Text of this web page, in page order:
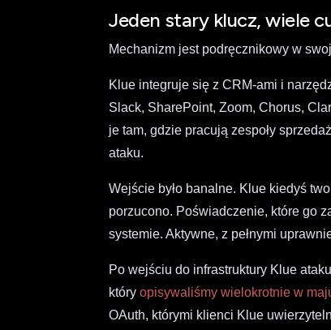
Jeden stary klucz, wiele
Mechanizm jest podręcznikowy w
Klue integruje się z CRM-ami i
Slack, SharePoint, Zoom, Chorus,
je tam, gdzie pracują zespoły
ataku.
Wejście było banalne. Klue kiedyś
porzucono. Poświadczenie, które go
systemie. Aktywne, z pełnymi
Po wejściu do infrastruktury Klue
któryopisywaliśmy wielokrotnie w
OAuth, którymi klienci Klue